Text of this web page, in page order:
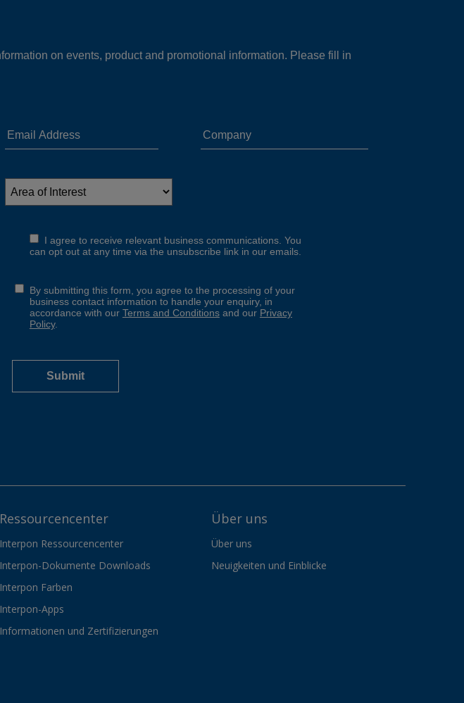
Ressourcencenter
Interpon Ressourcencenter
Interpon-Dokumente Downloads
Interpon Farben
Interpon-Apps
Informationen und Zertifizierungen
Über uns
Über uns
Neuigkeiten und Einblicke